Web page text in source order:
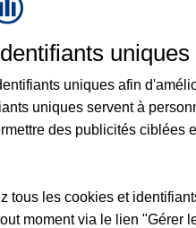
: uniques
uniques afin
uniques servent à
des publicités ciblées
tous les cookies et
moment via le lien "Gérer